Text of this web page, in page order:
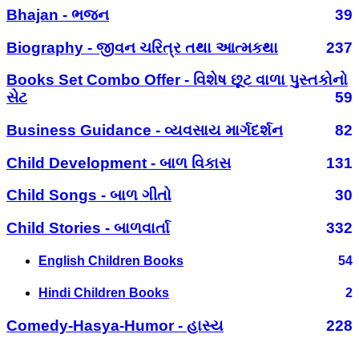
Bhajan - ભજન
39
Biography - જીવન ચરિત્ર તથા આત્મકથા
237
Books Set Combo Offer - વિશેષ છૂટ વાળા પુસ્તકોનો
સેટ
59
Business Guidance - વ્યવસાય માર્ગદર્શન
82
Child Development - બાળ વિકાસ
131
Child Songs - બાળ ગીતો
30
Child Stories - બાળવાર્તા
332
English Children Books 54
Hindi Children Books 2
Comedy-Hasya-Humor - હાસ્ય
228